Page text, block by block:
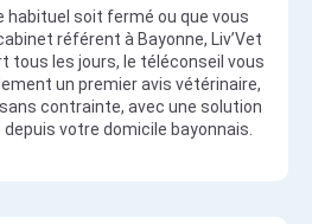
habituel soit fermé ou que vous
référent à Bayonne, Liv’Vet
tous les jours, le téléconseil vous
un premier avis vétérinaire,
contrainte, avec une solution
votre domicile bayonnais.